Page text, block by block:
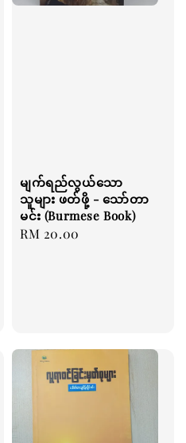
မျက်ရည်လွယ်သော
သူများ ဖတ်ဖို့ - သော်တာ
မင်း (Burmese Book)
Regular
RM 20.00